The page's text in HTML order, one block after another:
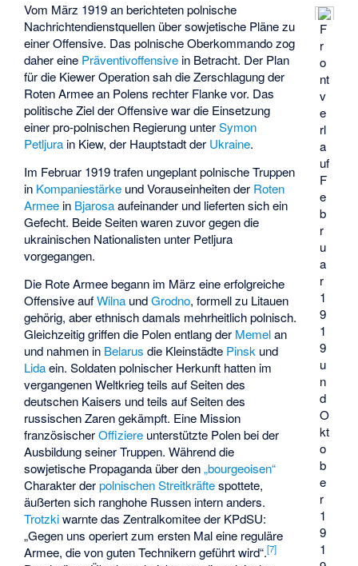
F
r
o
nt
v
e
rl
a
uf
F
e
b
r
u
a
r
1
9
1
9
u
n
d
O
kt
o
b
e
r
1
9
1
Vom März 1919 an berichteten polnische
Nachrichtendienstquellen über sowjetische Pläne zu
einer Offensive. Das polnische Oberkommando zog
daher eine Präventivoffensive in Betracht. Der Plan
für die Kiewer Operationsah die Zerschlagung der
Roten Armee an Polens rechter Flanke vor. Das
politische Ziel der Offensive war die Einsetzung
einer pro-polnischen Regierung unterSymon
Petljura in Kiew, der Hauptstadt der Ukraine.
Im Februar 1919 trafen ungeplant polnische Truppen
in Kompaniestärke und Vorauseinheiten der Roten
Armee in Bjarosaaufeinander und lieferten sich ein
Gefecht. Beide Seiten waren zuvor gegen die
ukrainischen Nationalisten unter Petljura
vorgegangen.
Die Rote Armee begann im März eine erfolgreiche
Offensive aufWilna undGrodno, formell zu Litauen
gehörig, aber ethnisch damals mehrheitlich polnisch.
Gleichzeitig griffen die Polen entlang der Memelan
und nahmen in Belarus die Kleinstädte Pinsk und
Lidaein. Soldaten polnischer Herkunft hatten im
vergangenen Weltkrieg teils auf Seiten des
deutschen Kaisers und teils auf Seiten des
russischen Zaren gekämpft. Eine Mission
französischerOffiziere unterstützte Polen bei der
Ausbildung seiner Truppen. Während die
sowjetische Propaganda über den„bourgeoisen“
Charakter derpolnischen Streitkräftespottete,
äußerten sich ranghohe Russen intern anders.
Trotzkiwarnte das Zentralkomitee der KPdSU:
„Gegen uns operiert zum ersten Mal eine reguläre
Armee, die von guten Technikern geführt wird“.[7]